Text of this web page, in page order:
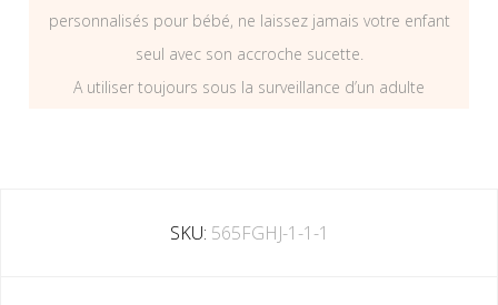
personnalisés pour bébé, ne laissez jamais votre enfant
seul avec son accroche sucette.
A utiliser toujours sous la surveillance d’un adulte
SKU: 565FGHJ-1-1-1